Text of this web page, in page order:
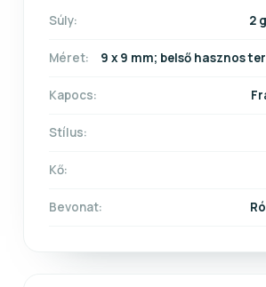
Súly: 2
Méret: 9 x 9 mm; belső hasznos
Kapocs:
Stílus:
Kő:
Bevonat: